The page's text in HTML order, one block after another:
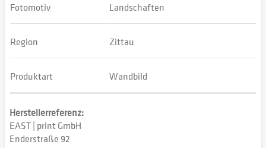
Fotomotiv Landschaften
Region Zittau
Produktart Wandbild
Herstellerreferenz:
EAST | print GmbH
Enderstraße 92